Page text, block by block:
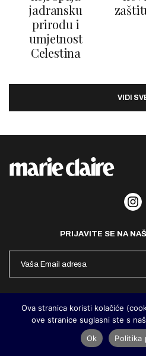
jadransku
prirodu i
umjetnost
Celestina
VIDI
PRIJAVITE SE NA
MarieClaire Hrvatska 2026.
Ova stranica koristi kolačiće
ove stranice suglasni ste s
Ok
Politika